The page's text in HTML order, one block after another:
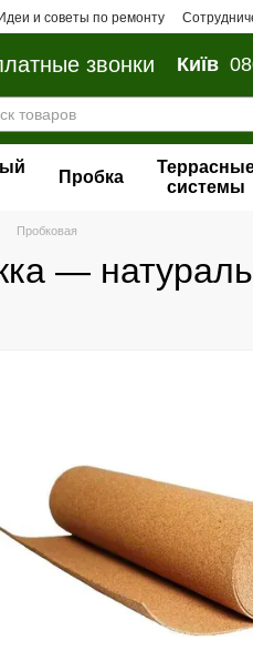
Идеи и советы по ремонту
звонки Київ
Пробка
системы
Пробковая
—